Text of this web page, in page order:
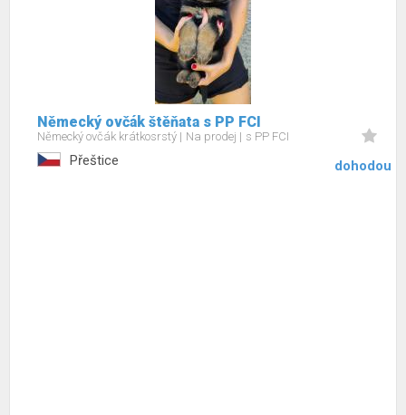
Německý ovčák štěňata s PP FCI
Německý ovčák krátkosrstý Na prodej s PP FCI
Přeštice dohodou